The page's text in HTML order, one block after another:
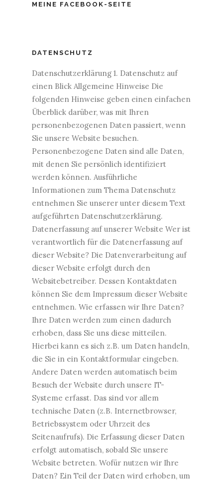
MEINE FACEBOOK-SEITE
DATENSCHUTZ
Datenschutzerklärung 1. Datenschutz auf
einen Blick Allgemeine Hinweise Die
folgenden Hinweise geben einen einfachen
Überblick darüber, was mit Ihren
personenbezogenen Daten passiert, wenn
Sie unsere Website besuchen.
Personenbezogene Daten sind alle Daten,
mit denen Sie persönlich identifiziert
werden können. Ausführliche
Informationen zum Thema Datenschutz
entnehmen Sie unserer unter diesem Text
aufgeführten Datenschutzerklärung.
Datenerfassung auf unserer Website Wer ist
verantwortlich für die Datenerfassung auf
dieser Website? Die Datenverarbeitung auf
dieser Website erfolgt durch den
Websitebetreiber. Dessen Kontaktdaten
können Sie dem Impressum dieser Website
entnehmen. Wie erfassen wir Ihre Daten?
Ihre Daten werden zum einen dadurch
erhoben, dass Sie uns diese mitteilen.
Hierbei kann es sich z.B. um Daten handeln,
die Sie in ein Kontaktformular eingeben.
Andere Daten werden automatisch beim
Besuch der Website durch unsere IT-
Systeme erfasst. Das sind vor allem
technische Daten (z.B. Internetbrowser,
Betriebssystem oder Uhrzeit des
Seitenaufrufs). Die Erfassung dieser Daten
erfolgt automatisch, sobald Sie unsere
Website betreten. Wofür nutzen wir Ihre
Daten? Ein Teil der Daten wird erhoben, um